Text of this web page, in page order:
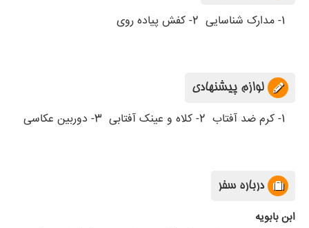
1- مدارک شناسایی 2- کفش پیاده روی
لوازم پیشنهادی
1- کرم ضد آفتاب 2- کلاه و عینک آفتابی 3- دوربین عکاسی
درباره سفر
ابن بابویه